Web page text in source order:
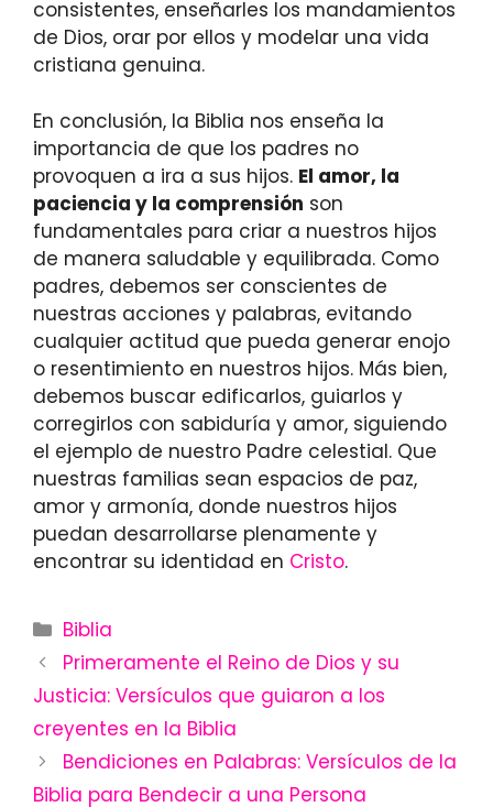
consistentes, enseñarles los mandamientos
de Dios, orar por ellos y modelar una vida
cristiana genuina.
En conclusión, la Biblia nos enseña la
importancia de que los padres no
provoquen a ira a sus hijos. El amor, la
paciencia y la comprensión son
fundamentales para criar a nuestros hijos
de manera saludable y equilibrada. Como
padres, debemos ser conscientes de
nuestras acciones y palabras, evitando
cualquier actitud que pueda generar enojo
o resentimiento en nuestros hijos. Más bien,
debemos buscar edificarlos, guiarlos y
corregirlos con sabiduría y amor, siguiendo
el ejemplo de nuestro Padre celestial. Que
nuestras familias sean espacios de paz,
amor y armonía, donde nuestros hijos
puedan desarrollarse plenamente y
encontrar su identidad en Cristo.
Categories
Biblia
Primeramente el Reino de Dios y su
Justicia: Versículos que guiaron a los
creyentes en la Biblia
Bendiciones en Palabras: Versículos de la
Biblia para Bendecir a una Persona